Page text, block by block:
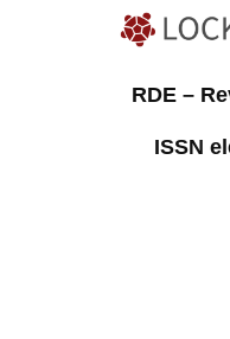
RDE –
ISSN